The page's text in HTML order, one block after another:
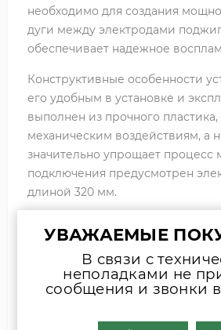
необходимо для создания
дуги между электродами
обеспечивает надежное
Конструктивные особенности
его удобным в установке и
выполнен из прочного пластика,
механическим воздействиям, а
значительно упрощает процесс
подключения предусмотрен
длиной 320 мм.
продолжительность рабочего
обеспечивает стабильную
Особое внимание уделено
надежная изоляция
УВАЖАЕМЫЕ
В связи с
неполадками не
сообщения и звонки